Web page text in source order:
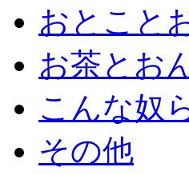
おとこと
お茶とお
こんな奴
その他